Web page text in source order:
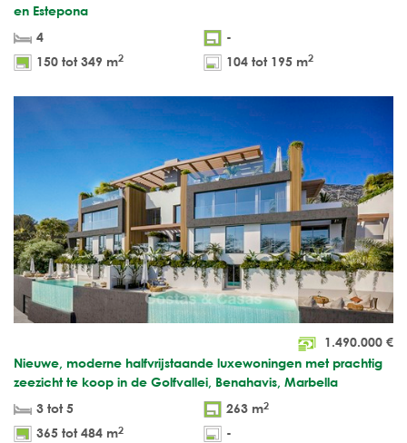
en Estepona
4
-
150 tot 349 m2 104 tot 195 m2
1.490.000 €
Nieuwe, moderne halfvrijstaande luxewoningen met prachtig
zeezicht te koop in de Golfvallei, Benahavis, Marbella
3 tot 5
263 m2
365 tot 484 m2 -